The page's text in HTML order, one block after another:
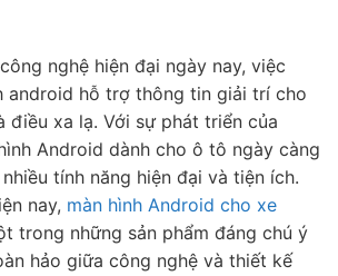
nghệ hiện đại ngày nay, việc
android hỗ trợ thông tin giải trí cho
điều xa lạ. Với sự phát triển của
Android dành cho ô tô ngày càng
tính năng hiện đại và tiện ích.
nay, màn hình Android cho xe
trong những sản phẩm đáng chú ý
hảo giữa công nghệ và thiết kế